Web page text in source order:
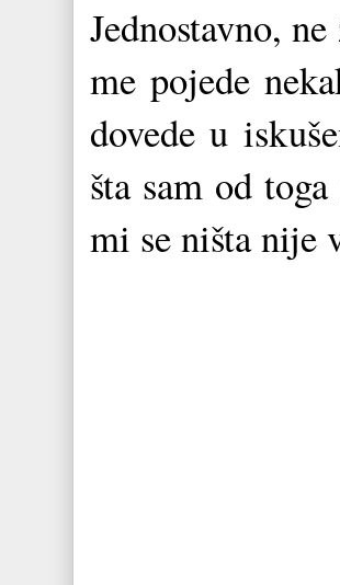
Jednostavno,
me pojede
dovede u
šta sam od
mi se ništa nije